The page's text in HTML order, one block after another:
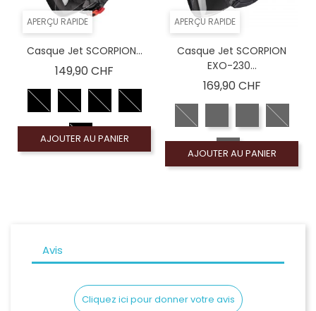
APERÇU RAPIDE
Casque Jet SCORPION...
149,90 CHF
AJOUTER AU PANIER
APERÇU RAPIDE
Casque Jet SCORPION
EXO-230...
169,90 CHFPrix
AJOUTER AU PANIER
Avis
Cliquez ici pour donner votre avis